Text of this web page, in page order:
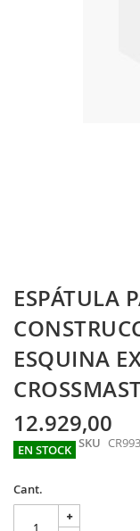
Skip
to
the
beginning
of
the
images
gallery
ESPÁTULA
ESQUINA
12.929,00
EN STOCK SKU
Cant.